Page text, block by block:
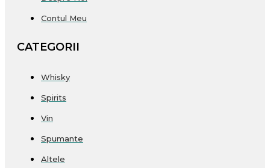
Contul Meu
CATEGORII
Whisky
Spirits
Vin
Spumante
Altele